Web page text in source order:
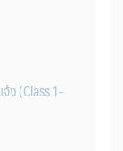
ง (Class 1-